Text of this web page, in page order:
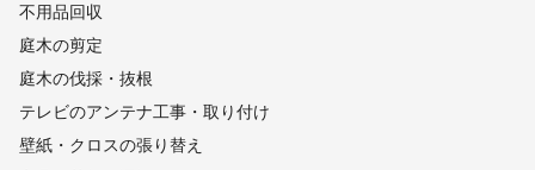
不用品回収
庭木の剪定
庭木の伐採・抜根
テレビのアンテナ工事・取り付け
壁紙・クロスの張り替え